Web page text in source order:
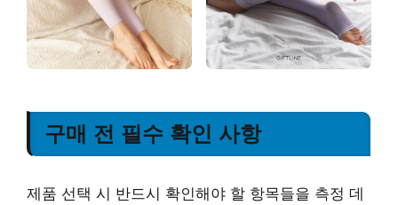
구매 전 필수 확인 사항
제품 선택 시 반드시 확인해야 할 항목들을 측정 데